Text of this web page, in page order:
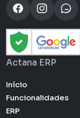
Actana ERP
Início
Funcionalidades
ERP